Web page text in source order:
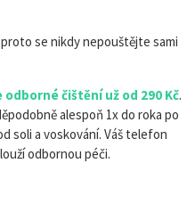
se nikdy nepouštějte sami
čištění už od 290 Kč.
alespoň 1x do roka po
soli a voskování. Váš telefon
odbornou péči.